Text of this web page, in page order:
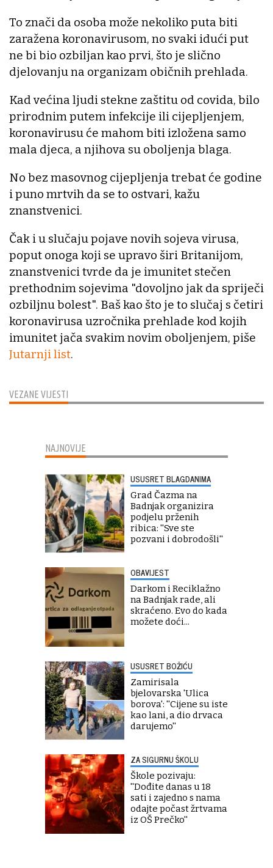
VEZANE VIJESTI
To znači da osoba može nekoliko puta biti
zaražena koronavirusom, no svaki idući put
ne bi bio ozbiljan kao prvi, što je slično
djelovanju na organizam običnih prehlada.
Kad većina ljudi stekne zaštitu od covida, bilo
prirodnim putem infekcije ili cijepljenjem,
koronavirusu će mahom biti izložena samo
mala djeca, a njihova su oboljenja blaga.
No bez masovnog cijepljenja trebat će godine
i puno mrtvih da se to ostvari, kažu
znanstvenici.
Čak i u slučaju pojave novih sojeva virusa,
poput onoga koji se upravo širi Britanijom,
znanstvenici tvrde da je imunitet stečen
prethodnim sojevima "dovoljno jak da spriječi
ozbiljnu bolest". Baš kao što je to slučaj s četiri
koronavirusa uzročnika prehlade kod kojih
imunitet jača svakim novim oboljenjem, piše
Jutarnji list.
NAJNOVIJE
USUSRET BLAGDANIMA
Grad Čazma na
Badnjak organizira
podjelu prženih
ribica: ''Sve ste
pozvani i dobrodošli''
OBAVIJEST
Darkom i Reciklažno
na Badnjak rade, ali
skraćeno. Evo do kada
možete doći...
USUSRET BOŽIĆU
Zamirisala
bjelovarska 'Ulica
borova': ''Cijene su iste
kao lani, a dio drvaca
darujemo''
ZA SIGURNU ŠKOLU
Škole pozivaju:
''Dođite danas u 18
sati i zajedno s nama
odajte počast žrtvama
iz OŠ Prečko''